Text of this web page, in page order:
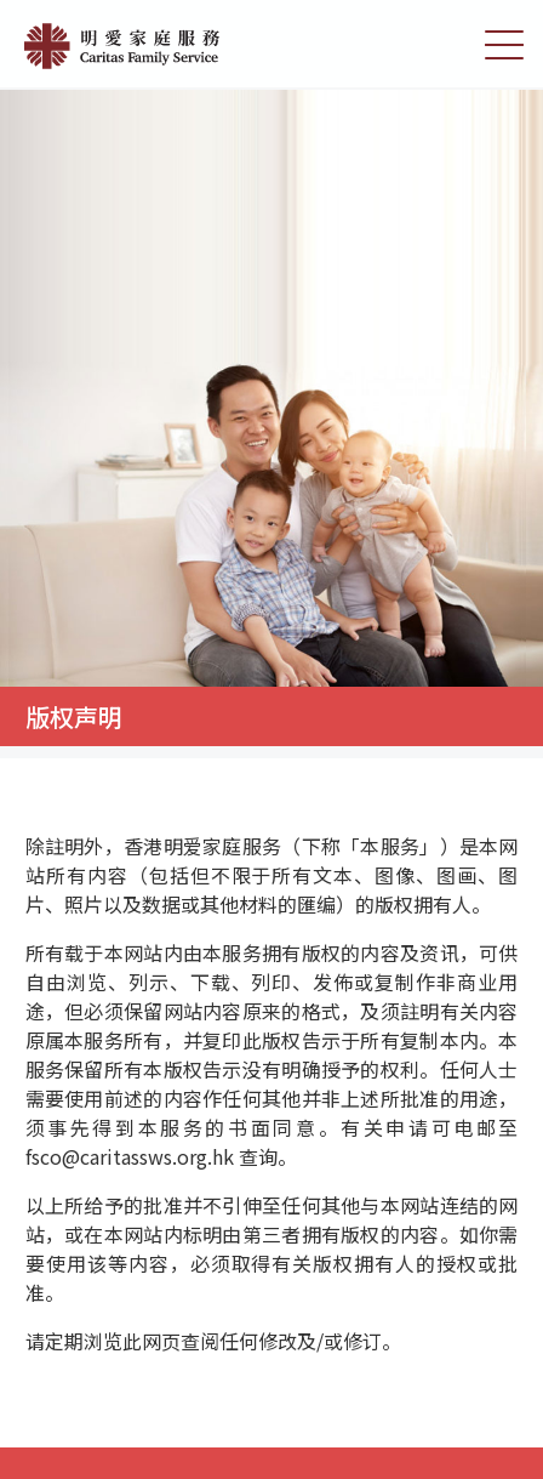
main
切
换
明
版权声明
除註明外，香港明爱家庭服务（下称「本服务」）是本网
站所有内容（包括但不限于所有文本、图像、图画、图
片、照片以及数据或其他材料的匯编）的版权拥有人。
所有载于本网站内由本服务拥有版权的内容及资讯，可供
自由浏览、列示、下载、列印、发佈或复制作非商业用
途，但必须保留网站内容原来的格式，及须註明有关内容
原属本服务所有，并复印此版权告示于所有复制本内。本
服务保留所有本版权告示没有明确授予的权利。任何人士
需要使用前述的内容作任何其他并非上述所批准的用途，
须事先得到本服务的书面同意。有关申请可电邮至
fsco@caritassws.org.hk查询。
以上所给予的批准并不引伸至任何其他与本网站连结的网
站，或在本网站内标明由第三者拥有版权的内容。如你需
要使用该等内容，必须取得有关版权拥有人的授权或批
准。
请定期浏览此网页查阅任何修改及/或修订。